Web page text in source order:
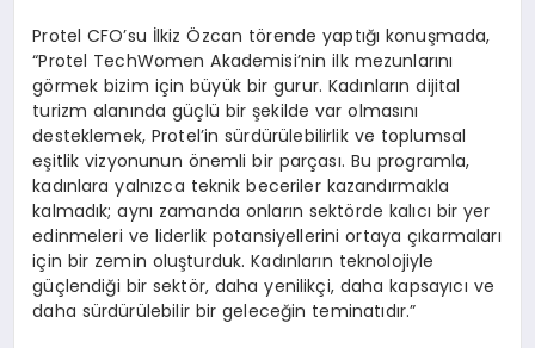
Protel CFO’su İlkiz Özcan törende yaptığı konuşmada,
“Protel TechWomen Akademisi’nin ilk mezunlarını
görmek bizim için büyük bir gurur. Kadınların dijital
turizm alanında güçlü bir şekilde var olmasını
desteklemek, Protel’in sürdürülebilirlik ve toplumsal
eşitlik vizyonunun önemli bir parçası. Bu programla,
kadınlara yalnızca teknik beceriler kazandırmakla
kalmadık; aynı zamanda onların sektörde kalıcı bir yer
edinmeleri ve liderlik potansiyellerini ortaya çıkarmaları
için bir zemin oluşturduk. Kadınların teknolojiyle
güçlendiği bir sektör, daha yenilikçi, daha kapsayıcı ve
daha sürdürülebilir bir geleceğin teminatıdır.”